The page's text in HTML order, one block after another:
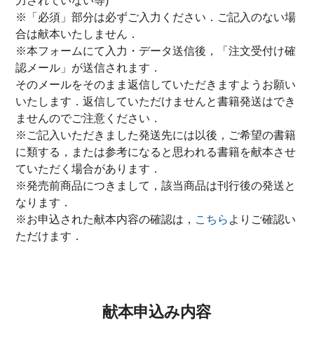
※「必須」部分は必ずご入力ください．ご記入のない場
合は献本いたしません．
※本フォームにて入力・データ送信後，「注文受付け確
認メール」が送信されます．
そのメールをそのまま返信していただきますようお願い
いたします．返信していただけませんと書籍発送はでき
ませんのでご注意ください．
※ご記入いただきました発送先には以後，ご希望の書籍
に類する，または参考になると思われる書籍を献本させ
ていただく場合があります．
※発売前商品につきまして，該当商品は刊行後の発送と
なります．
※お申込された献本内容の確認は， こちら よりご確認い
ただけます．
献本申込み内容